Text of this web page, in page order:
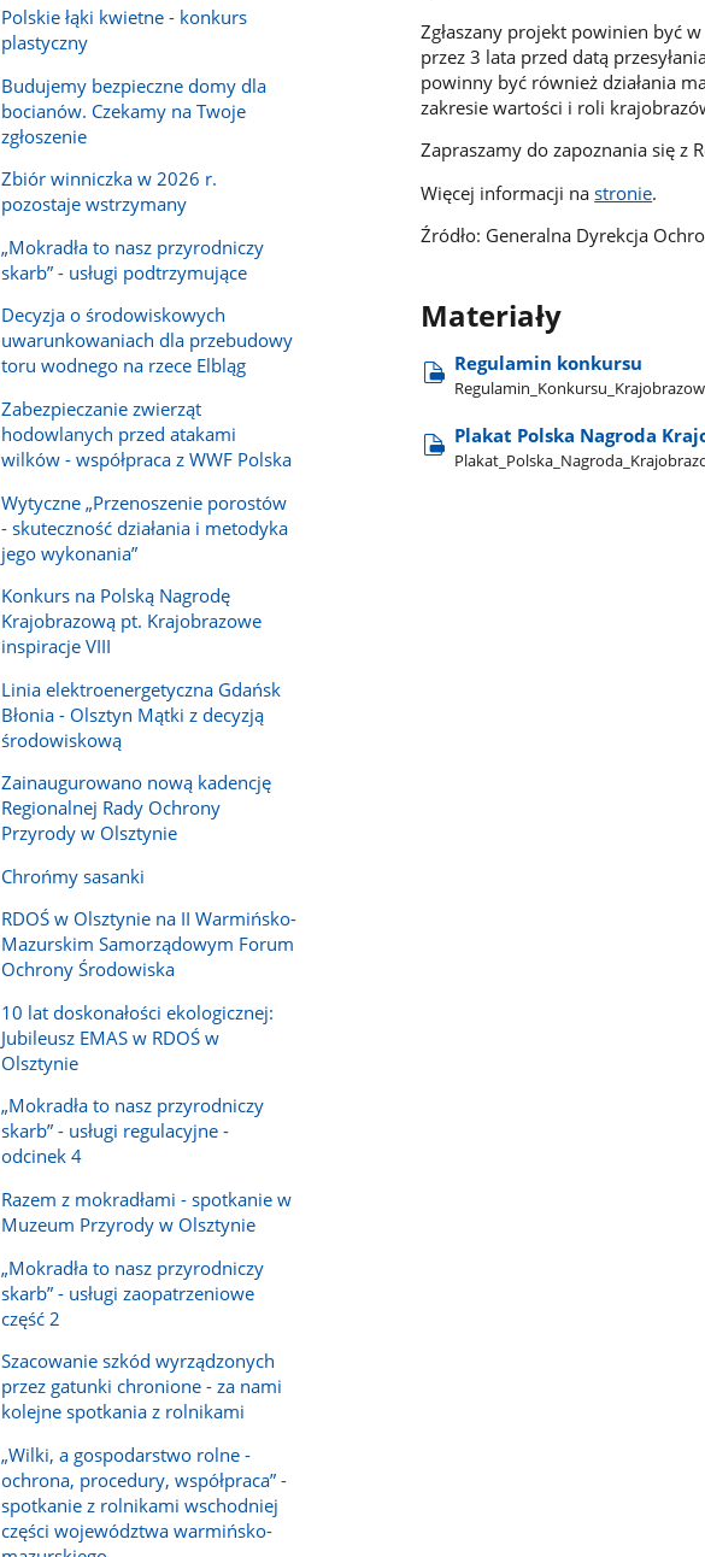
Polskie łąki kwietne - konkurs
plastyczny
Budujemy bezpieczne domy dla
bocianów. Czekamy na Twoje
zgłoszenie
Zbiór winniczka w 2026 r.
pozostaje wstrzymany
„Mokradła to nasz przyrodniczy
skarb” - usługi podtrzymujące
Decyzja o środowiskowych
uwarunkowaniach dla przebudowy
toru wodnego na rzece Elbląg
Zabezpieczanie zwierząt
hodowlanych przed atakami
wilków - współpraca z WWF Polska
Wytyczne „Przenoszenie porostów
- skuteczność działania i metodyka
jego wykonania”
Konkurs na Polską Nagrodę
Krajobrazową pt. Krajobrazowe
inspiracje VIII
Linia elektroenergetyczna Gdańsk
Błonia - Olsztyn Mątki z decyzją
środowiskową
Zainaugurowano nową kadencję
Regionalnej Rady Ochrony
Przyrody w Olsztynie
Chrońmy sasanki
RDOŚ w Olsztynie na II Warmińsko-
Mazurskim Samorządowym Forum
Ochrony Środowiska
10 lat doskonałości ekologicznej:
Jubileusz EMAS w RDOŚ w
Olsztynie
„Mokradła to nasz przyrodniczy
skarb” - usługi regulacyjne -
odcinek 4
Razem z mokradłami - spotkanie w
Muzeum Przyrody w Olsztynie
„Mokradła to nasz przyrodniczy
skarb” - usługi zaopatrzeniowe
część 2
Szacowanie szkód wyrządzonych
przez gatunki chronione - za nami
kolejne spotkania z rolnikami
„Wilki, a gospodarstwo rolne -
ochrona, procedury, współpraca” -
spotkanie z rolnikami wschodniej
części województwa warmińsko-
Zgłaszany projekt powinien być
przez 3 lata przed datą
powinny być również działania
zakresie wartości i roli
Zapraszamy do zapoznania się z
Więcej informacji nastronie.
Źródło: Generalna Dyrekcja
Materiały
Regulamin konkursu
Plakat Polska Nagroda